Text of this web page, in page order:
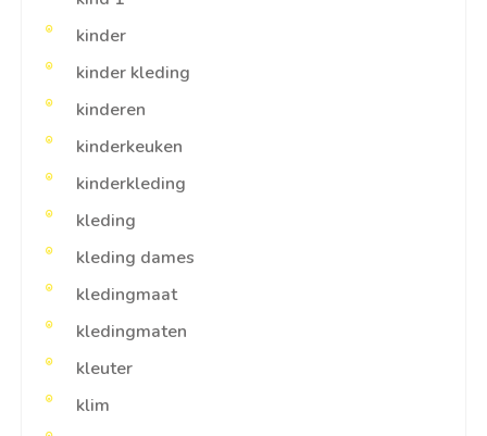
kinder
kinder kleding
kinderen
kinderkeuken
kinderkleding
kleding
kleding dames
kledingmaat
kledingmaten
kleuter
klim